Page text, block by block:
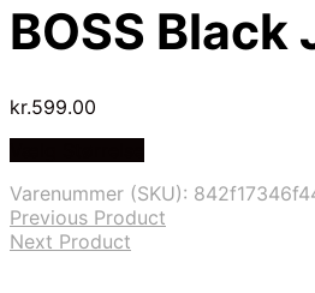
BOSS
kr.599.00
Varenummer (SKU):
Previous Product
Next Product